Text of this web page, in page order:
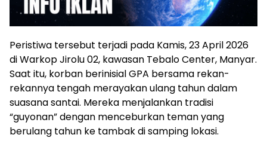
Peristiwa tersebut terjadi pada Kamis, 23 April 2026
di Warkop Jirolu 02, kawasan Tebalo Center, Manyar.
Saat itu, korban berinisial GPA bersama rekan-
rekannya tengah merayakan ulang tahun dalam
suasana santai. Mereka menjalankan tradisi
“guyonan” dengan menceburkan teman yang
berulang tahun ke tambak di samping lokasi.